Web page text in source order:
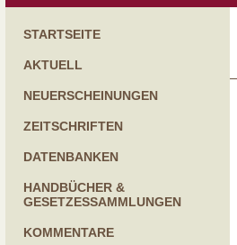
Weitere Bücher
STARTSEITE
AKTUELL
NEUERSCHEINUNGEN
ZEITSCHRIFTEN
DATENBANKEN
HANDBÜCHER &
GESETZESSAMMLUNGEN
KOMMENTARE